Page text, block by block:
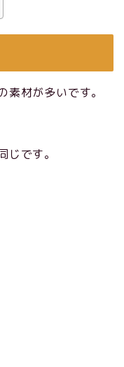
材が多いです。
です。